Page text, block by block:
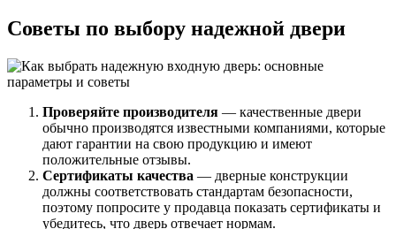
Советы по выбору надежной двери
Проверяйте производителя — качественные двери
обычно производятся известными компаниями, которые
дают гарантии на свою продукцию и имеют
положительные отзывы.
Сертификаты качества — дверные конструкции
должны соответствовать стандартам безопасности,
поэтому попросите у продавца показать сертификаты и
убедитесь, что дверь отвечает нормам.